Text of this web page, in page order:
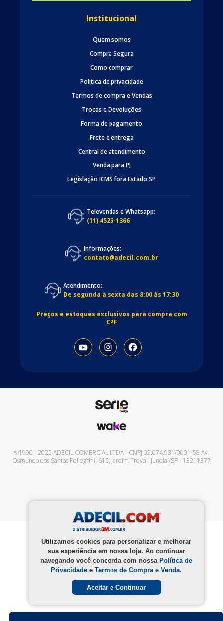
Utilizamos cookies para personalizar e melhorar
sua experiência em nossa loja. Ao continuar
navegando você concorda com nossa Política de
Privacidade e Termos de Compra e Venda.
Aceitar e Continuar
Institucional
Quem somos
Compra Segura
Como comprar
Politica de privacidade
Termos de compra e Vendas
Trocas e Devoluções
Forma de pagamento
Frete e entrega
Central de atendimento
Venda para PJ
Legislação ICMS fora Estado SP
Televendas e Whatsapp:
(11) 4526-1366
Informações:
contato@adecil.com.br
Atendimento:
De segunda à sexta das 8:00 às 17:30
Preços e estoques exclusivos para compra com
CPF
©1990 - 2025 ADECIL COMERCIAL LTDA- CNPJ 05.074.931/0001-58 Av.
Osmundo dos Santos Pellegrini, 615, Jardim Trevo- Jundiaí/SP- 13211377